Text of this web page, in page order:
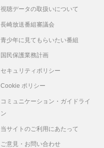
視聴データの取扱いについて
長崎放送番組審議会
青少年に見てもらいたい番組
国民保護業務計画
セキュリティポリシー
Cookie ポリシー
コミュニケーション・ガイドライ
ン
当サイトのご利用にあたって
ご意見・お問い合わせ